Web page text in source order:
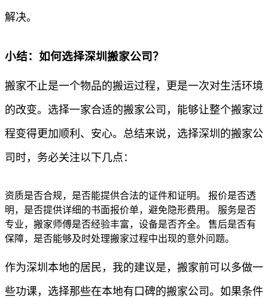
解决。
小结：如何选择深圳搬家公司？
搬家不止是一个物品的搬运过程，更是一次对生活环境
的改变。选择一家合适的搬家公司，能够让整个搬家过
程变得更加顺利、安心。总结来说，选择深圳的搬家公
司时，务必关注以下几点：
资质是否合规，是否能提供合法的证件和证明。 报价是否透
明，是否提供详细的书面报价单，避免隐形费用。 服务是否
专业，搬家师傅是否经验丰富，设备是否齐全。 售后是否有
保障，是否能够及时处理搬家过程中出现的意外问题。
作为深圳本地的居民，我的建议是，搬家前可以多做一
些功课，选择那些在本地有口碑的搬家公司。如果条件